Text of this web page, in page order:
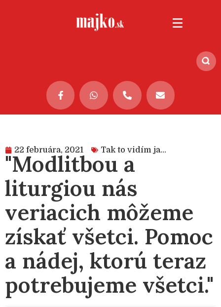
22 februára, 2021 Tak to vidím ja...
"Modlitbou a
liturgiou nás
veriacich môžeme
získať všetci. Pomoc
a nádej, ktorú teraz
potrebujeme všetci."